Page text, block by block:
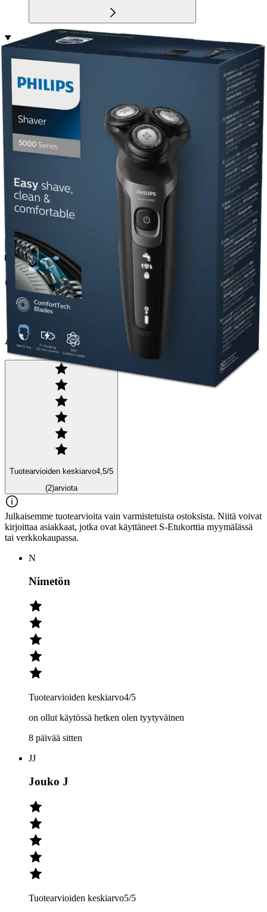
Tuotekuvaus
Philips Shaver Series 5000 -parranajokone tuo mukavuutta
aamurutiineihisi. Parranajokoneessa on ergonominen muotoilu ja
joustavat terät, jotka kääntyvät täydet 360 astetta ja myötäilevät
kasvojen muotoja joten jokainen liike tuntuu luonnolliselta. Valitse
oman mieltymyksesi mukaan kätevä kuiva-ajo tai virkistävä
märkäajo partavaahdon tai parranajogeelin kanssa. ComfortTech-
terät takaavat tehokkaan ja puhtaan parranajon ja tuntuvat
miellyttäviltä iholla.
Kaarevat teränsuojat suojaavat ihoa teriltä, jotka
leikkaavat karvat hellävaraisesti aivan ihon pinnalta. Kätevän
avauspainikkeen ansiosta se voidaan puhdistaa helposti muutamassa
sekunnissa.
Näytä lisää
Ominaisuudet
Arviot
Tuotearvioiden keskiarvo4,5/5
(2)arviota
Julkaisemme tuotearvioita vain varmistetuista ostoksista. Niitä voivat
kirjoittaa asiakkaat, jotka ovat käyttäneet S-Etukorttia myymälässä
tai verkkokaupassa.
N
Nimetön
Tuotearvioiden keskiarvo4/5
on ollut käytössä hetken olen tyytyväinen
8 päivää sitten
JJ
Jouko J
Tuotearvioiden keskiarvo5/5